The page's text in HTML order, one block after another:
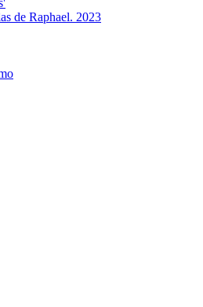
de Raphael. 2023